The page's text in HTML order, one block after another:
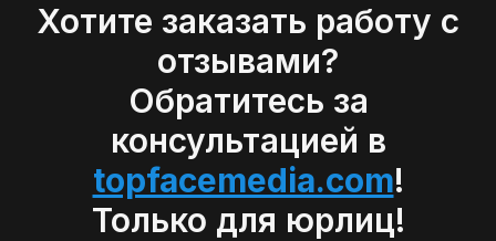
Хотите заказать работу с
отзывами?
Обратитесь за
консультацией в
topfacemedia.com!
Только для юрлиц!